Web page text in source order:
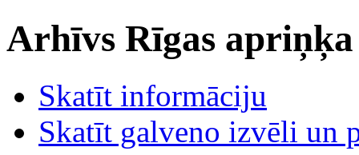
Arhīvs Rīgas
Skatīt informāciju
Skatīt galveno izvēli un